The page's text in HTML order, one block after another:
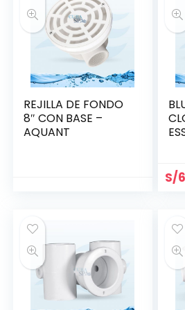
REJILLA DE FONDO
8″ CON BASE –
AQUANT
S/